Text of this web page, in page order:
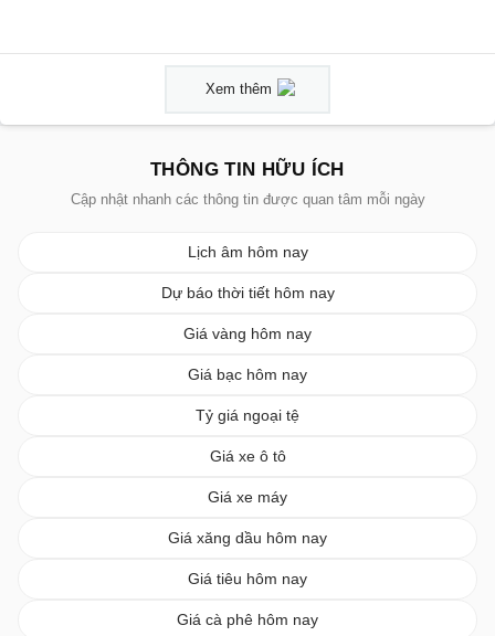
Xem thêm
THÔNG TIN HỮU ÍCH
Cập nhật nhanh các thông tin được quan tâm mỗi ngày
Lịch âm hôm nay
Dự báo thời tiết hôm nay
Giá vàng hôm nay
Giá bạc hôm nay
Tỷ giá ngoại tệ
Giá xe ô tô
Giá xe máy
Giá xăng dầu hôm nay
Giá tiêu hôm nay
Giá cà phê hôm nay